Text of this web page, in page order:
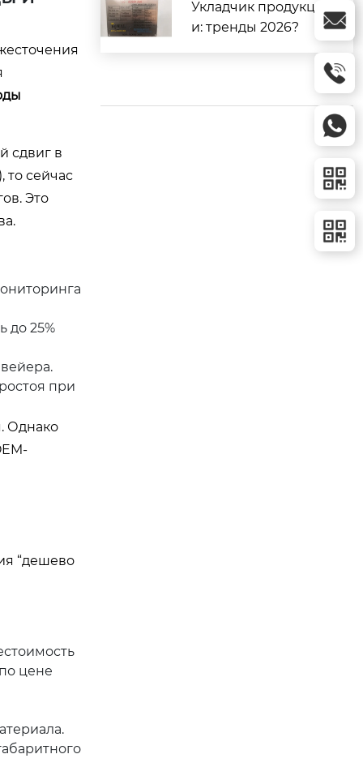
сдвиг в
то сейчас
Это
до 25%
при
Однако
“дешево
цене
Укладчик продукци
и: тренды 2026?